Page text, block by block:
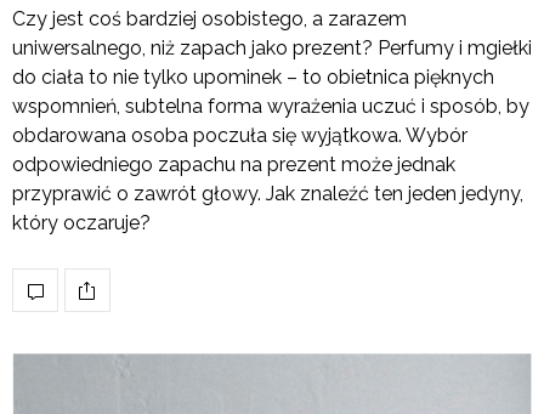
Czy jest coś bardziej osobistego, a zarazem
uniwersalnego, niż zapach jako prezent? Perfumy i mgiełki
do ciała to nie tylko upominek – to obietnica pięknych
wspomnień, subtelna forma wyrażenia uczuć i sposób, by
obdarowana osoba poczuła się wyjątkowa. Wybór
odpowiedniego zapachu na prezent może jednak
przyprawić o zawrót głowy. Jak znaleźć ten jeden jedyny,
który oczaruje?